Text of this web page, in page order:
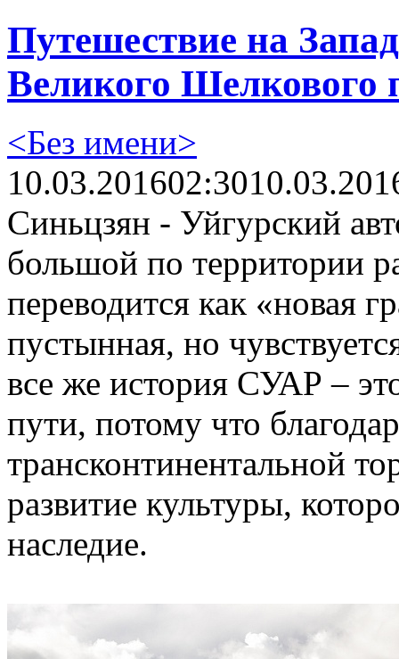
Путешествие на
Великого Шелкового
<Без имени>
10.03.201602:30
Синьцзян - Уйгурский
большой по территории
переводится как «новая
пустынная, но
все же история СУАР –
пути, потому что
трансконтинентальной
развитие культуры,
наследие.